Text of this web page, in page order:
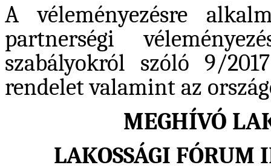
A véleményezésre
partnerségi
szabályokról szóló 9/
rendelet valamint az
MEGHÍVÓ
LAKOSSÁGI FÓRUM